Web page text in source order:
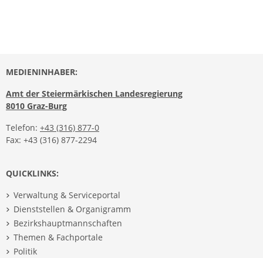
MEDIENINHABER:
Amt der Steiermärkischen Landesregierung
8010 Graz-Burg
Telefon: +43 (316) 877-0
Fax: +43 (316) 877-2294
QUICKLINKS:
Verwaltung & Serviceportal
Dienststellen & Organigramm
Bezirkshauptmannschaften
Themen & Fachportale
Politik